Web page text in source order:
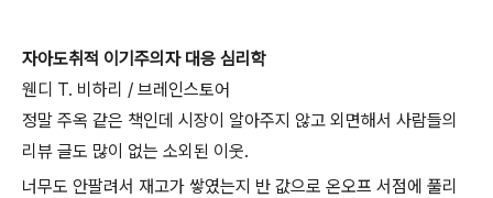
자아도취적 이기주의자 대응 심리학
웬디 T. 비하리 / 브레인스토어
정말 주옥 같은 책인데 시장이 알아주지 않고 외면해서 사람들의
리뷰 글도 많이 없는 소외된 이웃.
너무도 안팔려서 재고가 쌓였는지 반 값으로 온오프 서점에 풀리